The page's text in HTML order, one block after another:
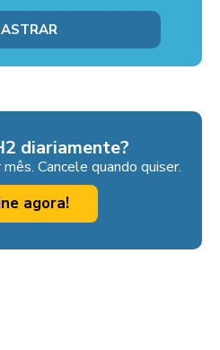
diariamente?
Cancele quando quiser.
agora!